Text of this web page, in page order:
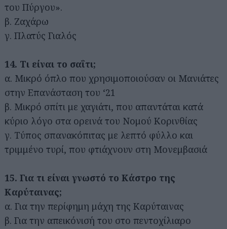
του Πύργου».
β. Ζαχάρω
γ. Πλατύς Γιαλός
14. Τι είναι το σαΐτι;
α. Μικρό όπλο που χρησιμοποιούσαν οι Μανιάτες
στην Επανάσταση του ‘21
β. Μικρό σπίτι με χαγιάτι, που απαντάται κατά
κύριο λόγο στα ορεινά του Νομού Κορινθίας
γ. Τύπος σπανακόπιτας με λεπτό φύλλο και
τριμμένο τυρί, που φτιάχνουν στη Μονεμβασιά
15. Για τι είναι γνωστό το Κάστρο της
Καρύταινας;
α. Για την περίφημη μάχη της Καρύταινας
β. Για την απεικόνισή του στο πεντοχίλιαρο